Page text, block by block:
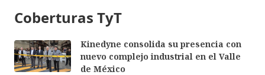
Coberturas TyT
Kinedyne consolida su presencia con
nuevo complejo industrial en el Valle
de México